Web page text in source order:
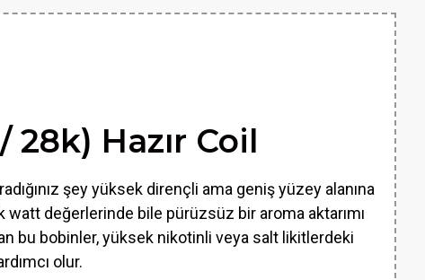
Hazır Coil
şey yüksek dirençli ama geniş yüzey alanına
watt değerlerinde bile pürüzsüz bir aroma aktarımı
bu bobinler, yüksek nikotinli veya salt likitlerdeki
olur.